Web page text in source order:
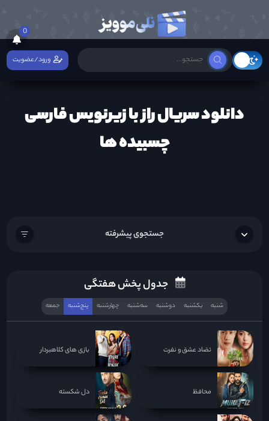
0
ورود/عضویت
دانلود سریال راز با زیرنویس فارسی
چسبیده ها
جستجوی پیشرفته
جدول پخش هفتگی
شنبه یکشنبه دوشنبه سه‌‌شنبه چهارشنبه پنج‌شنبه جمعه
تضاد عشق و نفرت بازی های کلاهبردار
محافظ دل شکسته